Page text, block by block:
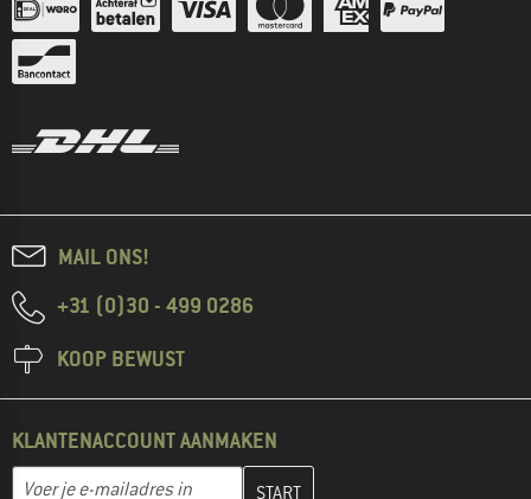
MAIL ONS!
+31 (0)30 - 499 0286
KOOP BEWUST
KLANTENACCOUNT AANMAKEN
E-mailadres
Vul je e-mailadres hier in en maak in de volgende stap je